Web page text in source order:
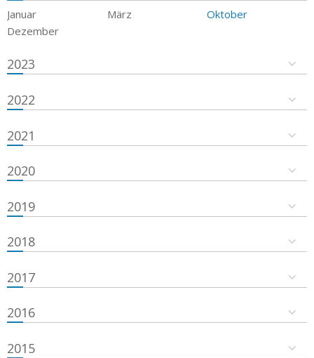
Januar März
Oktober
Dezember
2023
2022
2021
2020
2019
2018
2017
2016
2015